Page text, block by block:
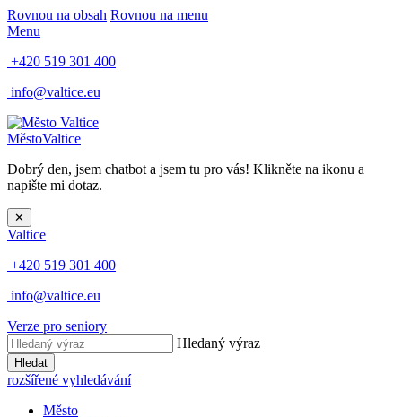
Rovnou na obsah Rovnou na menu
Menu
+420 519 301 400
info@valtice.eu
MěstoValtice
Dobrý den, jsem chatbot a jsem tu pro vás! Klikněte na ikonu a
napište mi dotaz.
✕
Valtice
+420 519 301 400
info@valtice.eu
Verze pro seniory
Hledaný výraz
Hledat
rozšířené vyhledávání
Město